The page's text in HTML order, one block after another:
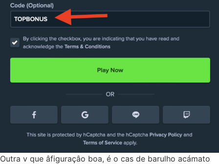
Outra v que âfiguraçâo boa, é o cas de barulho acámato